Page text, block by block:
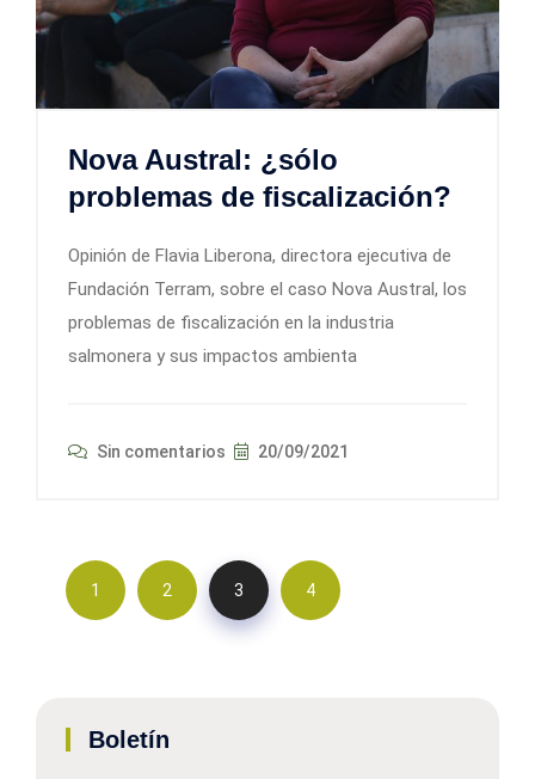
Nova Austral: ¿sólo
problemas de fiscalización?
Opinión de Flavia Liberona, directora ejecutiva de
Fundación Terram, sobre el caso Nova Austral, los
problemas de fiscalización en la industria
salmonera y sus impactos ambienta
Sin comentarios 20/09/2021
1 2 3 4
Boletín